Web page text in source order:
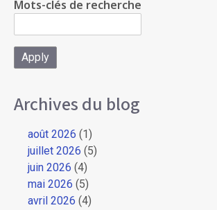
Mots-clés de recherche
Archives du blog
août 2026 (1)
juillet 2026 (5)
juin 2026 (4)
mai 2026 (5)
avril 2026 (4)